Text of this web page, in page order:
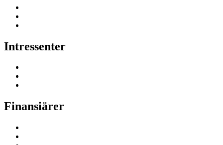
Intressenter
Finansiärer